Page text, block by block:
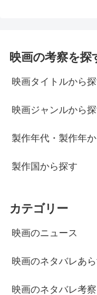
映画の考察を探
映画タイトルから
映画ジャンルから
製作年代・製作年
製作国から探す
カテゴリー
映画のニュース
映画のネタバレあ
映画のネタバレ考察